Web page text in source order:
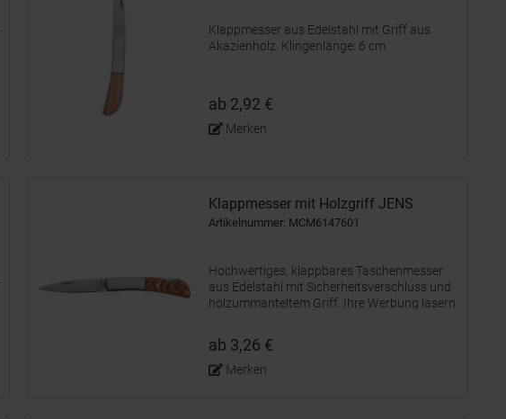
Klappmesser aus Edelstahl mit Griff aus
Akazienholz. Klingenlänge: 6 cm.
ab 2,92 €
Merken
Klappmesser mit Holzgriff JENS
Artikelnummer: MCM6147601
Hochwertiges, klappbares Taschenmesser
aus Edelstahl mit Sicherheitsverschluss und
holzummanteltem Griff. Ihre Werbung lasern
ab 3,26 €
Merken